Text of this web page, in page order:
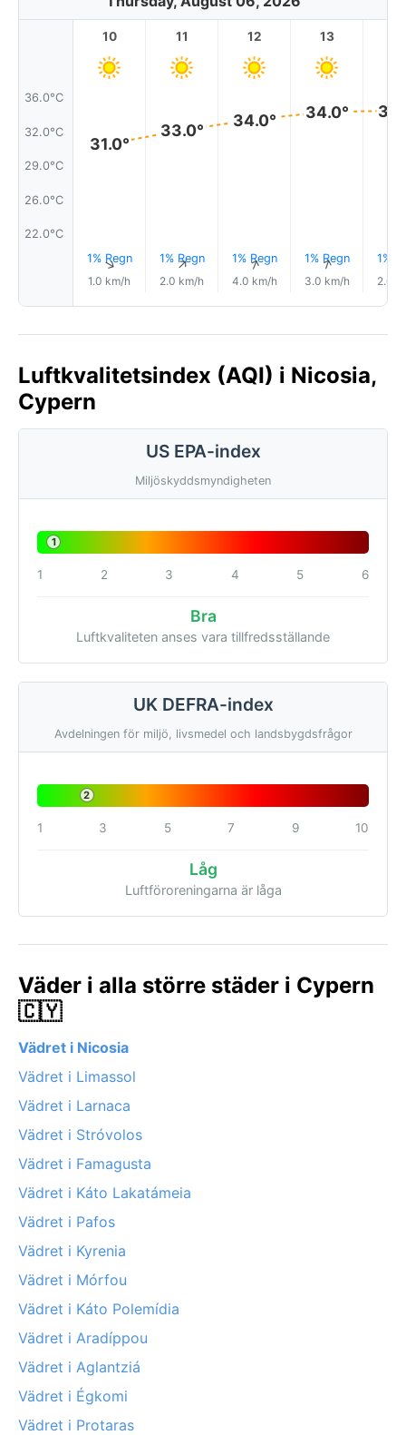
36.0°C
32.0°C
29.0°C
26.0°C
22.0°C
10
31.0°
1% Regn
↑
1.0 km/h
11
33.0°
1% Regn
↑
2.0 km/h
12
34.0°
1% Regn
↑
4.0 km/h
13
34.0°
1% Regn
↑
3.0 km/h
1%
2.0
Luftkvalitetsindex (AQI) i Nicosia,
Cypern
US EPA-index
Miljöskyddsmyndigheten
1
1 2 3 4 5 6
Bra
Luftkvaliteten anses vara tillfredsställande
UK DEFRA-index
Avdelningen för miljö, livsmedel och landsbygdsfrågor
2
1 3 5 7 9 10
Låg
Luftföroreningarna är låga
Väder i alla större städer i Cypern
🇨🇾
Vädret i Nicosia
Vädret i Limassol
Vädret i Larnaca
Vädret i Stróvolos
Vädret i Famagusta
Vädret i Káto Lakatámeia
Vädret i Pafos
Vädret i Kyrenia
Vädret i Mórfou
Vädret i Káto Polemídia
Vädret i Aradíppou
Vädret i Aglantziá
Vädret i Égkomi
Vädret i Protaras